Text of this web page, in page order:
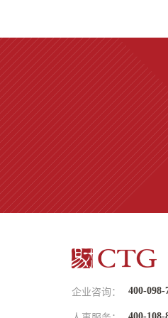
企业咨询： 400-098-